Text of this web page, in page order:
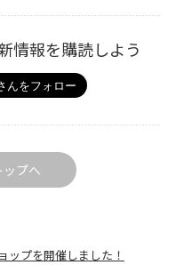
情報を購読しよう
プへ
ップを開催しました！